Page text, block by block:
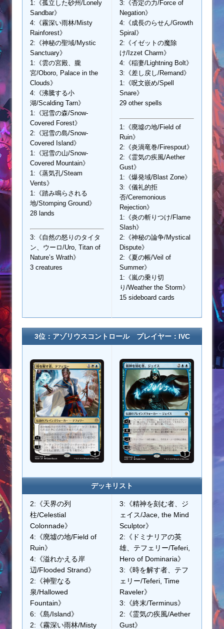
1:《孤立した砂州/Lonely
Sandbar》
4:《霧深い雨林/Misty
Rainforest》
2:《神秘の聖域/Mystic
Sanctuary》
1:《雲の宮殿、朧
宮/Oboro, Palace in the
Clouds》
4:《沸騰する小
湖/Scalding Tarn》
1:《冠雪の森/Snow-
Covered Forest》
2:《冠雪の島/Snow-
Covered Island》
1:《冠雪の山/Snow-
Covered Mountain》
1:《蒸気孔/Steam
Vents》
1:《踏み鳴らされる
地/Stomping Ground》
28 lands
3:《自然の怒りのタイタ
ン、ウーロ/Uro, Titan of
Nature’s Wrath》
3 creatures
3:《否定の力/Force of
Negation》
4:《成長のらせん/Growth
Spiral》
2:《イゼットの魔除
け/Izzet Charm》
4:《稲妻/Lightning Bolt》
3:《差し戻し/Remand》
1:《呪文嵌め/Spell
Snare》
29 other spells
1:《廃墟の地/Field of
Ruin》
2:《炎渦竜巻/Firespout》
2:《霊気の疾風/Aether
Gust》
1:《爆発域/Blast Zone》
3:《儀礼的拒
否/Ceremonious
Rejection》
1:《炎の斬りつけ/Flame
Slash》
2:《神秘の論争/Mystical
Dispute》
2:《夏の帳/Veil of
Summer》
1:《嵐の乗り切
り/Weather the Storm》
15 sideboard cards
3位：アゾリウスコントロール プレイヤー：IVC
デッキリスト
2:《天界の列
柱/Celestial
Colonnade》
4:《廃墟の地/Field of
Ruin》
4:《溢れかえる岸
辺/Flooded Strand》
2:《神聖なる
泉/Hallowed
Fountain》
6:《島/Island》
2:《霧深い雨林/Misty
3:《精神を刻む者、ジ
ェイス/Jace, the Mind
Sculptor》
2:《ドミナリアの英
雄、テフェリー/Teferi,
Hero of Dominaria》
3:《時を解す者、テフ
ェリー/Teferi, Time
Raveler》
3:《終末/Terminus》
2:《霊気の疾風/Aether
Gust》